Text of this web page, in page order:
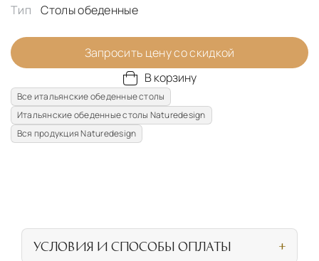
Тип
Столы обеденные
Запросить цену со скидкой
В корзину
Все итальянские обеденные столы
Итальянские обеденные столы Naturedesign
Вся продукция Naturedesign
УСЛОВИЯ И СПОСОБЫ ОПЛАТЫ